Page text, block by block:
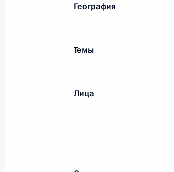
20 ноября 2016 года, 01:00
Встреча с
География
Темы
Лица